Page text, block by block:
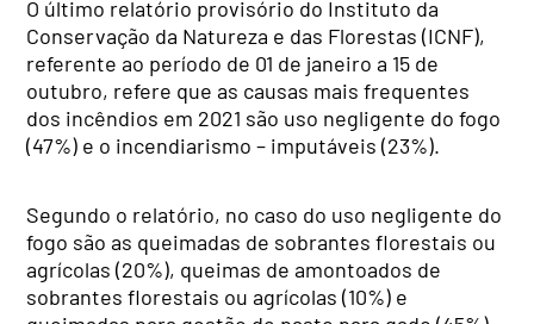
O último relatório provisório do Instituto da
Conservação da Natureza e das Florestas (ICNF),
referente ao período de 01 de janeiro a 15 de
outubro, refere que as causas mais frequentes
dos incêndios em 2021 são uso negligente do fogo
(47%) e o incendiarismo – imputáveis (23%).
Segundo o relatório, no caso do uso negligente do
fogo são as queimadas de sobrantes florestais ou
agrícolas (20%), queimas de amontoados de
sobrantes florestais ou agrícolas (10%) e